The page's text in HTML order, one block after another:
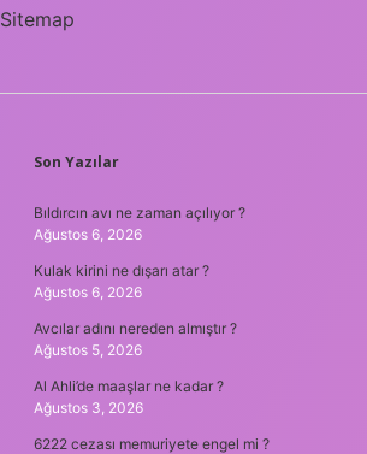
Sitemap
SIDEBAR
Son Yazılar
Bıldırcın avı ne zaman açılıyor ?
Ağustos 6, 2026
Kulak kirini ne dışarı atar ?
Ağustos 6, 2026
Avcılar adını nereden almıştır ?
Ağustos 5, 2026
Al Ahli’de maaşlar ne kadar ?
Ağustos 3, 2026
6222 cezası memuriyete engel mi ?